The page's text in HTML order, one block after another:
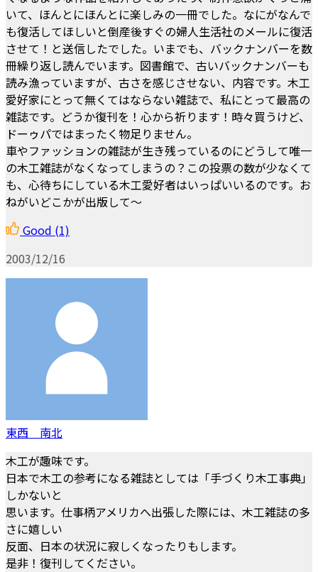
いて、ほんとにほんとに楽しみの一冊でした。なにがなんで
も復活してほしいと倒産後すぐの婦人生活社のメールに復活
させて！と送信したでした。いまでも、バックナンバーを数
冊繰り返し読んでいます。図書館で、古いバックナンバーも
読み漁っていますが、古さを感じさせない、内容です。木工
愛好家にとって無くてはならない雑誌で、私にとって最高の
雑誌です。どうか復刊を！心から祈ります！時々買うけど、
ドーゥパではまったく物足りません。
車やファッションの雑誌が生き残っているのにどうして唯一
の木工雑誌がなくなってしまうの？この投票の数が少なくて
も、心待ちにしている木工愛好者はいっぱいいるのです。お
ねがいどこかが出版して～
Good (1)
2003/12/16
東西 南北
木工が趣味です。
日本で木工の参考になる雑誌としては「手づくり木工事典」
しかないと
思います。仕事柄アメリカへ出張した際には、木工雑誌の多
さに嬉しい
反面、日本の状況に寂しくなったりもします。
是非！復刊してください。